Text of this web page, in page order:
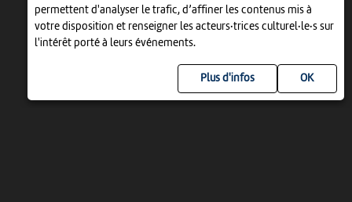
permettent d'analyser le trafic, d’affiner les contenus mis à
votre disposition et renseigner les acteurs·trices culturel·le·s sur
l'intérêt porté à leurs événements.
Plus d'infos